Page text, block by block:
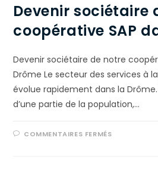
Devenir sociétaire
coopérative SAP
Devenir sociétaire de notre
Drôme Le secteur des services à
évolue rapidement dans la
d’une partie de la population,…
COMMENTAIRES FERMÉS